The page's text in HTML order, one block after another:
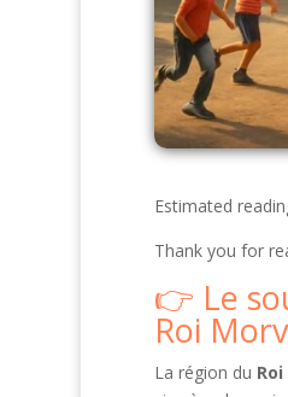
Estimated
Thank you for
Le
Roi
La région du